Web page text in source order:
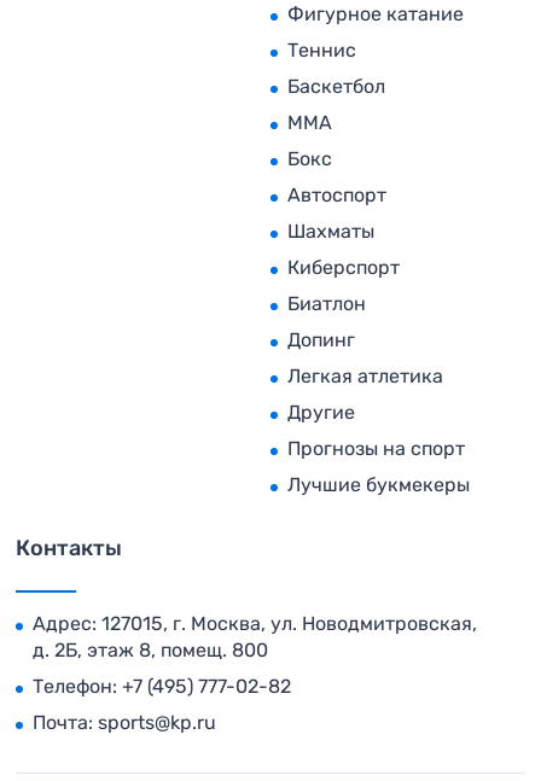
Фигурное катание
Теннис
Баскетбол
MMA
Бокс
Автоспорт
Шахматы
Киберспорт
Биатлон
Допинг
Легкая атлетика
Другие
Прогнозы на спорт
Лучшие букмекеры
Контакты
Адрес: 127015, г. Москва, ул. Новодмитровская,
д. 2Б, этаж 8, помещ. 800
Телефон: +7 (495) 777-02-82
Почта: sports@kp.ru